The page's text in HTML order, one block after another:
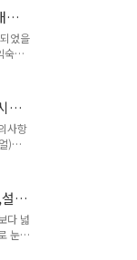
트
특
을
각
단하
록
뉴
었을
숙해
동
의
. 모
분
뉴
등,
사항
)에
때
이
달
JS는
형상
명
다 넓
눈길
의